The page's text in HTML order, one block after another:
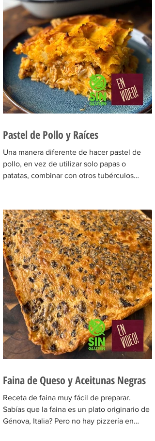
Pastel de Pollo y Raíces
Una manera diferente de hacer pastel de
pollo, en vez de utilizar solo papas o
patatas, combinar con otros tubérculos
Faina de Queso y Aceitunas Negras
Receta de faina muy fácil de preparar.
Sabías que la faina es un plato originario de
Génova, Italia? Pero no hay pizzería en